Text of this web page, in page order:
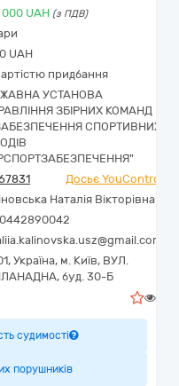
UAH (з ПДВ)
UAH
придбання
УСТАНОВА
ЗБІРНИХ КОМАНД
СПОРТИВНИХ
Досьє YouControl
Наталія Вікторівна
Україна, м. Київ, ВУЛ.
буд. 30-Б
судимості
порушників